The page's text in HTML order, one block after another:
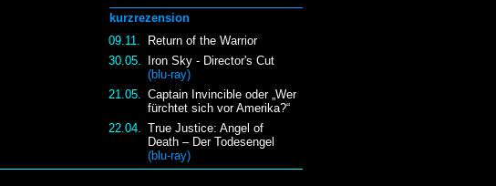
kurzrezension
09.11.
Return of the Warrior
30.05.
Iron Sky - Director's Cut
(blu-ray)
21.05.
Captain Invincible oder „Wer
fürchtet sich vor Amerika?“
22.04.
True Justice: Angel of
Death – Der Todesengel
(blu-ray)